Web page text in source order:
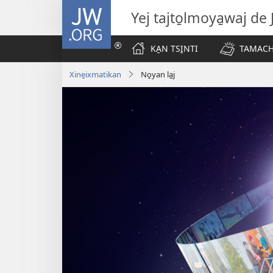
JW.ORG
Yej tajto̱lmoya̱waj de
KA̱N TSI̱NTI
Xine̱ixmatikan No̱yan la̱j